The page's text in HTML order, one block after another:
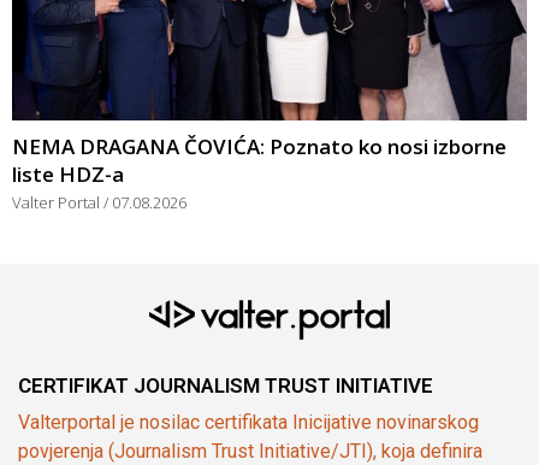
NEMA DRAGANA ČOVIĆA: Poznato ko nosi izborne
liste HDZ-a
Valter Portal 07.08.2026
CERTIFIKAT JOURNALISM TRUST INITIATIVE
Valterportal je nosilac certifikata Inicijative novinarskog
povjerenja (Journalism Trust Initiative/JTI), koja definira